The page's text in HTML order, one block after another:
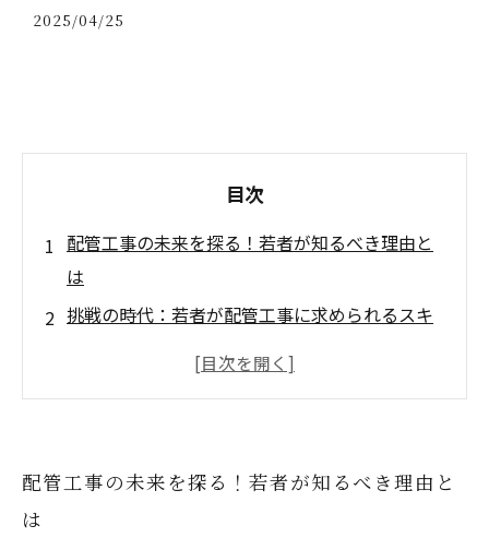
2025/04/25
目次
配管工事の未来を探る！若者が知るべき理由と
は
挑戦の時代：若者が配管工事に求められるスキ
配管工事の新たな時代：皆で未来を築く！
配管工事の未来を探る！若者が知るべき理由と
は